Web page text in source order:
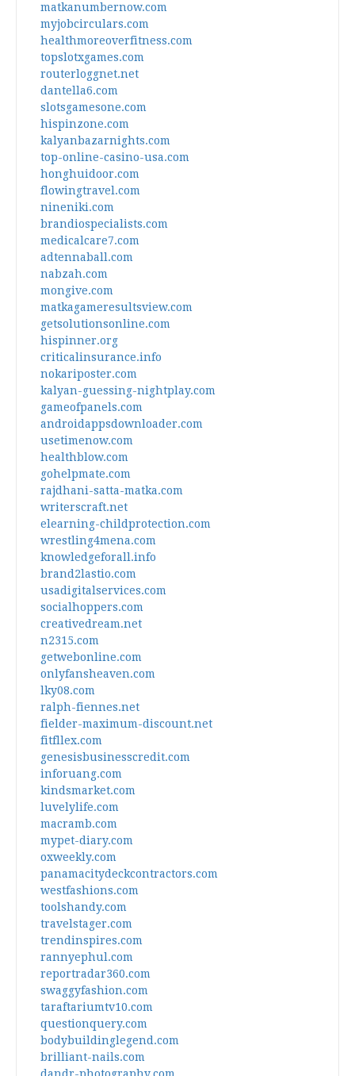
matkanumbernow.com
myjobcirculars.com
healthmoreoverfitness.com
topslotxgames.com
routerloggnet.net
dantella6.com
slotsgamesone.com
hispinzone.com
kalyanbazarnights.com
top-online-casino-usa.com
honghuidoor.com
flowingtravel.com
nineniki.com
brandiospecialists.com
medicalcare7.com
adtennaball.com
nabzah.com
mongive.com
matkagameresultsview.com
getsolutionsonline.com
hispinner.org
criticalinsurance.info
nokariposter.com
kalyan-guessing-nightplay.com
gameofpanels.com
androidappsdownloader.com
usetimenow.com
healthblow.com
gohelpmate.com
rajdhani-satta-matka.com
writerscraft.net
elearning-childprotection.com
wrestling4mena.com
knowledgeforall.info
brand2lastio.com
usadigitalservices.com
socialhoppers.com
creativedream.net
n2315.com
getwebonline.com
onlyfansheaven.com
lky08.com
ralph-fiennes.net
fielder-maximum-discount.net
fitfllex.com
genesisbusinesscredit.com
inforuang.com
kindsmarket.com
luvelylife.com
macramb.com
mypet-diary.com
oxweekly.com
panamacitydeckcontractors.com
westfashions.com
toolshandy.com
travelstager.com
trendinspires.com
rannyephul.com
reportradar360.com
swaggyfashion.com
taraftariumtv10.com
questionquery.com
bodybuildinglegend.com
brilliant-nails.com